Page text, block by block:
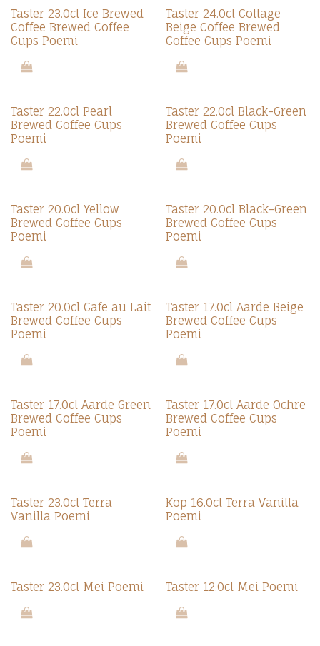
Nieuw!
Taster 23.0cl Ice Brewed
Coffee Brewed Coffee
Cups Poemi
Nieuw!
Taster 24.0cl Cottage
Beige Coffee Brewed
Coffee Cups Poemi
Nieuw!
Taster 22.0cl Pearl
Brewed Coffee Cups
Poemi
Nieuw!
Taster 22.0cl Black-Green
Brewed Coffee Cups
Poemi
Nieuw!
Taster 20.0cl Yellow
Brewed Coffee Cups
Poemi
Nieuw!
Taster 20.0cl Black-Green
Brewed Coffee Cups
Poemi
Nieuw!
Taster 20.0cl Cafe au Lait
Brewed Coffee Cups
Poemi
Nieuw!
Taster 17.0cl Aarde Beige
Brewed Coffee Cups
Poemi
Nieuw!
Taster 17.0cl Aarde Green
Brewed Coffee Cups
Poemi
Nieuw!
Taster 17.0cl Aarde Ochre
Brewed Coffee Cups
Poemi
Nieuw!
Taster 23.0cl Terra
Vanilla Poemi
Nieuw!
Kop 16.0cl Terra Vanilla
Poemi
Nieuw!
Taster 23.0cl Mei Poemi Nieuw!
Taster 12.0cl Mei Poemi